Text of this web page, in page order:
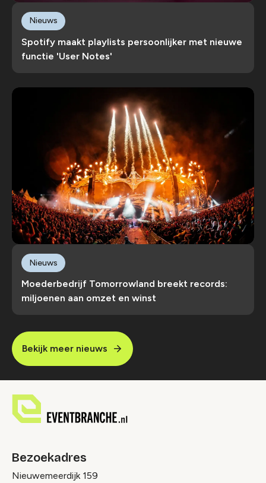
Spotify maakt playlists persoonlijker met nieuwe
functie 'User Notes'
Nieuws
Moederbedrijf Tomorrowland breekt records:
miljoenen aan omzet en winst
Nieuws
Bekijk meer nieuws
Bezoekadres
Nieuwemeerdijk 159